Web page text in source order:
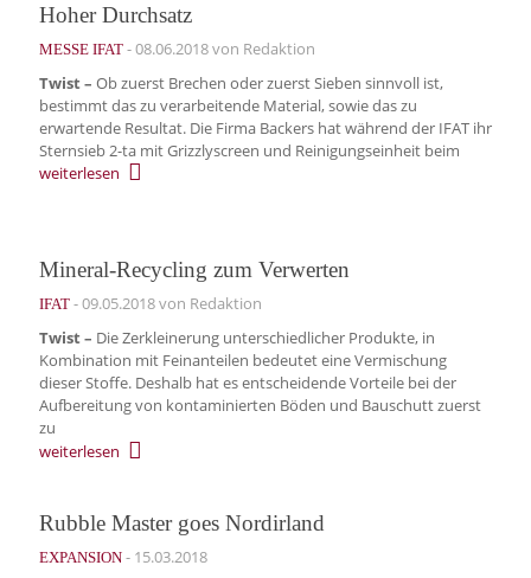
Hoher Durchsatz
MESSE IFAT-08.06.2018von Redaktion
Twist – Ob zuerst Brechen oder zuerst Sieben sinnvoll ist,
bestimmt das zu verarbeitende Material, sowie das zu
erwartende Resultat. Die Firma Backers hat während der IFAT ihr
Sternsieb 2-ta mit Grizzlyscreen und Reinigungseinheit beim
weiterlesen
Mineral-Recycling zum Verwerten
IFAT-09.05.2018von Redaktion
Twist – Die Zerkleinerung unterschiedlicher Produkte, in
Kombination mit Feinanteilen bedeutet eine Vermischung
dieser Stoffe. Deshalb hat es entscheidende Vorteile bei der
Aufbereitung von kontaminierten Böden und Bauschutt zuerst
zu
weiterlesen
Rubble Master goes Nordirland
EXPANSION- 15.03.2018